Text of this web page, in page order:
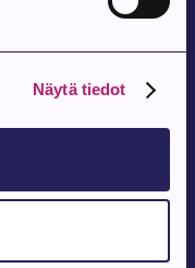
Näytä tiedot